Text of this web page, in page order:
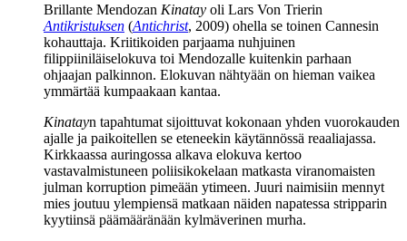
Brillante Mendozan Kinatay oli Lars Von Trierin
Antikristuksen (Antichrist, 2009) ohella se toinen Cannesin
kohauttaja. Kriitikoiden parjaama nuhjuinen
filippiiniläiselokuva toi Mendozalle kuitenkin parhaan
ohjaajan palkinnon. Elokuvan nähtyään on hieman vaikea
ymmärtää kumpaakaan kantaa.
Kinatayn tapahtumat sijoittuvat kokonaan yhden vuorokauden
ajalle ja paikoitellen se eteneekin käytännössä reaaliajassa.
Kirkkaassa auringossa alkava elokuva kertoo
vastavalmistuneen poliisikokelaan matkasta viranomaisten
julman korruption pimeään ytimeen. Juuri naimisiin mennyt
mies joutuu ylempiensä matkaan näiden napatessa stripparin
kyytiinsä päämääränään kylmäverinen murha.